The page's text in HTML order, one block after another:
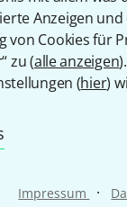
Anzeigen
von Cookies für
zu (alle anzeigen).
(hier)
Impressum ·